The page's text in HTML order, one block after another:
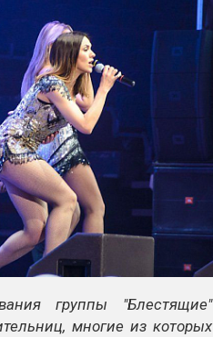
группы
многие из